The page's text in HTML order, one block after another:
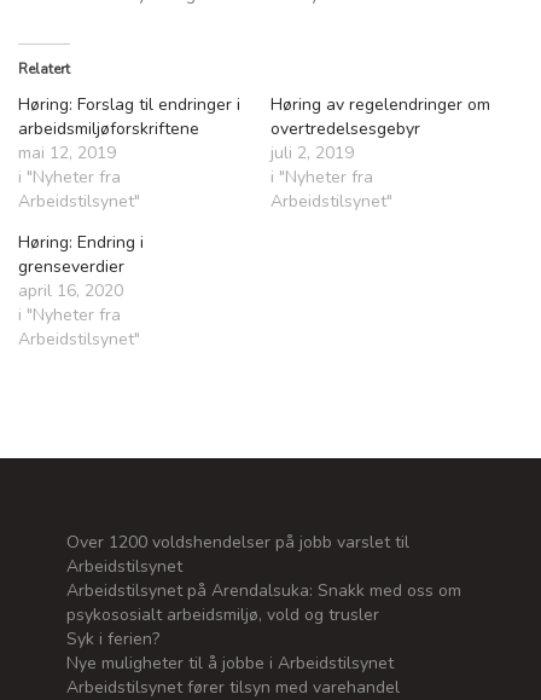
Relatert
Høring: Forslag til endringer i
arbeidsmiljøforskriftene
mai 12, 2019
i "Nyheter fra
Arbeidstilsynet"
Høring av regelendringer om
overtredelsesgebyr
juli 2, 2019
i "Nyheter fra
Arbeidstilsynet"
Høring: Endring i
grenseverdier
april 16, 2020
i "Nyheter fra
Arbeidstilsynet"
Over 1200 voldshendelser på jobb varslet til
Arbeidstilsynet
Arbeidstilsynet på Arendalsuka: Snakk med oss om
psykososialt arbeidsmiljø, vold og trusler
Syk i ferien?
Nye muligheter til å jobbe i Arbeidstilsynet
Arbeidstilsynet fører tilsyn med varehandel